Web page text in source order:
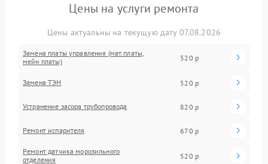
Цены на услуги ремонта
Цены актуальны на текущую дату 07.08.2026
Замена платы управления (мат.платы,
мейн платы)
520 р
Замена ТЭН 520 р
Устранение засора трубопровода 820 р
Ремонт испарителя 670 р
Ремонт датчика морозильного
отделения
520 р